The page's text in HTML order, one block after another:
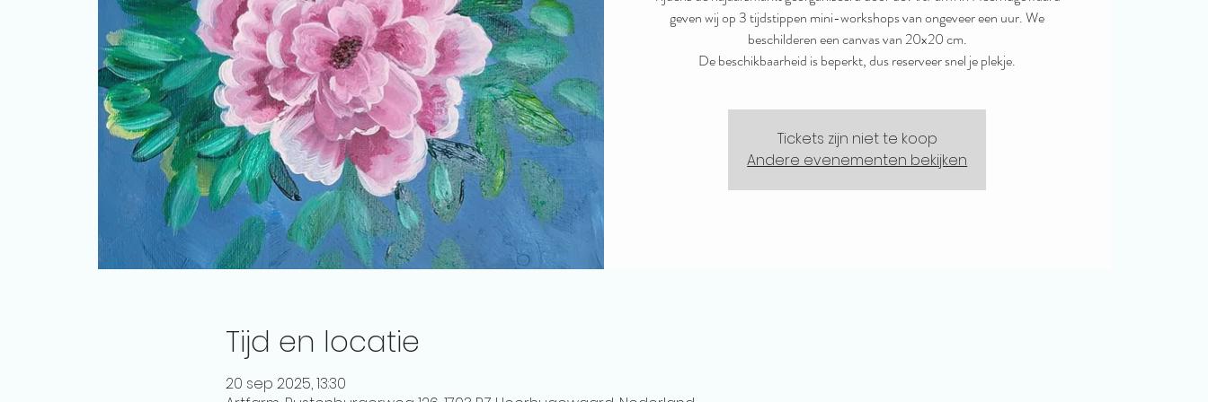
geven wij op 3 tijdstippen mini-workshops van ongeveer een uur. We
beschilderen een canvas van 20x20 cm.
De beschikbaarheid is beperkt, dus reserveer snel je plekje.
Tickets zijn niet te koop
Andere evenementen bekijken
Tijd en locatie
20 sep 2025, 13:30